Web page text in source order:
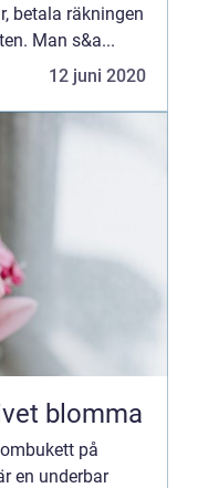
betala räkningen
Man s&a...
12 juni 2020
blomma
på
en underbar